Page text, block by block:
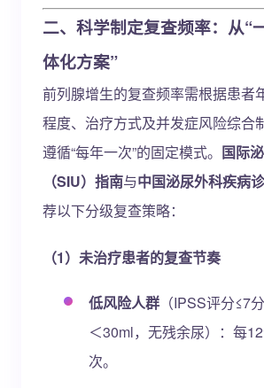
二、科学制定复查频率：从“
体化方案”
前列腺增生的复查频率需根据患者
程度、治疗方式及并发症风险综合
遵循“每年一次”的固定模式。 国际
（SIU）指南与中国泌尿外科疾病
荐以下分级复查策略：
（1）未治疗患者的复查节奏
低风险人群 （IPSS评分≤7
＜30ml，无残余尿）：每
次。